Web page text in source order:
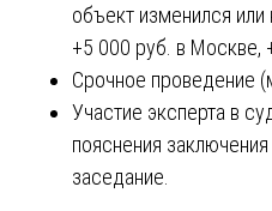
объект изменился
+5 000 руб. в Москве,
Срочное проведение
Участие эксперта в
пояснения
заседание.